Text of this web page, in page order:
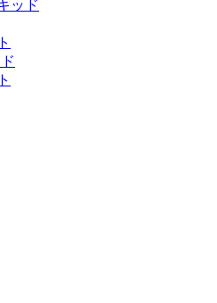
ッド